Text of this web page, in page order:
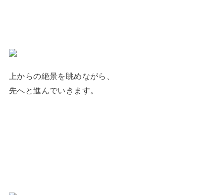
上からの絶景を眺めながら、
先へと進んでいきます。